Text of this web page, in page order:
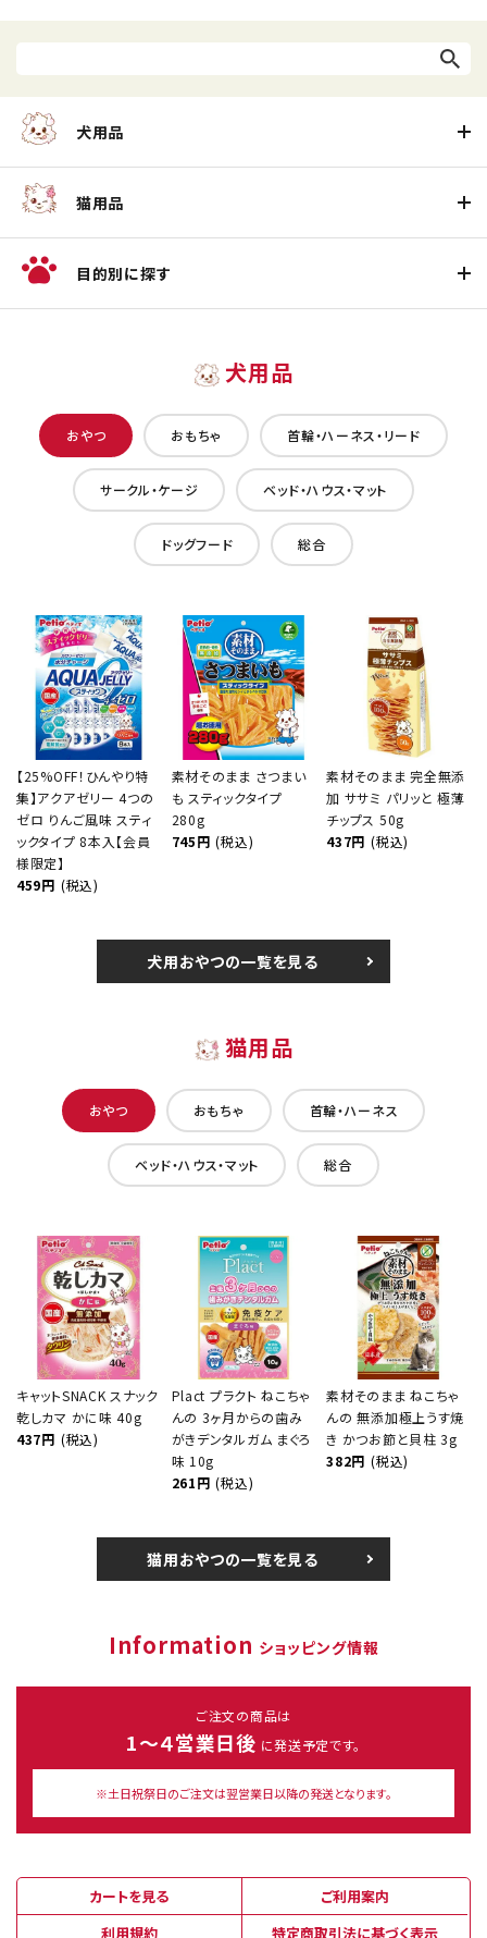
犬用品
猫用品
目的別に探す
犬用品
おやつ おもちゃ 首輪・ハーネス・リード
サークル・ケージ ベッド・ハウス・マット
ドッグフード 総合
【25%OFF！ひんやり特
集】アクアゼリー 4つの
ゼロ りんご風味 スティ
ックタイプ 8本入【会員
様限定】
459円 (税込)
素材そのまま さつまい
も スティックタイプ
280g
745円 (税込)
素材そのまま 完全無添
加 ササミ パリッと 極薄
チップス 50g
437円 (税込)
犬用おやつの一覧を見る
猫用品
おやつ おもちゃ 首輪・ハーネス
ベッド・ハウス・マット 総合
キャットSNACK スナック
乾しカマ かに味 40g
437円 (税込)
Plact プラクト ねこちゃ
んの 3ヶ月からの歯み
がきデンタルガム まぐろ
味 10g
261円 (税込)
素材そのまま ねこちゃ
んの 無添加極上うす焼
き かつお節と貝柱 3g
382円 (税込)
猫用おやつの一覧を見る
Information ショッピング情報
ご注文の商品は
1～４営業日後 に発送予定です。
※土日祝祭日のご注文は翌営業日以降の発送となります。
カートを見る
ご利用案内
利用規約
特定商取引法に基づく表示